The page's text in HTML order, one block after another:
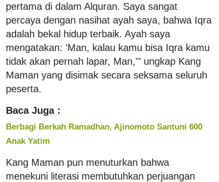
pertama di dalam Alquran. Saya sangat
percaya dengan nasihat ayah saya, bahwa Iqra
adalah bekal hidup terbaik. Ayah saya
mengatakan: 'Man, kalau kamu bisa Iqra kamu
tidak akan pernah lapar, Man,'" ungkap Kang
Maman yang disimak secara seksama seluruh
peserta.
Baca Juga :
Berbagi Berkah Ramadhan, Ajinomoto Santuni 600
Anak Yatim
Kang Maman pun menuturkan bahwa
menekuni literasi membutuhkan perjuangan